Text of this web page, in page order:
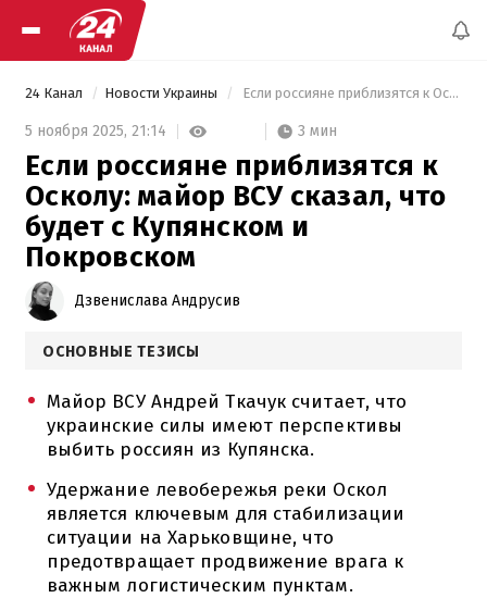
24 Канал Новости Украины Если россияне приблизятся к Осколу: майор ВСУ сказал, что будет с Купянском и Покровском
5 ноября 2025, 21:14 3 мин
Если россияне приблизятся к
Осколу: майор ВСУ сказал, что
будет с Купянском и
Покровском
Дзвенислава Андрусив
ОСНОВНЫЕ ТЕЗИСЫ
Майор ВСУ Андрей Ткачук считает, что
украинские силы имеют перспективы
выбить россиян из Купянска.
Удержание левобережья реки Оскол
является ключевым для стабилизации
ситуации на Харьковщине, что
предотвращает продвижение врага к
важным логистическим пунктам.